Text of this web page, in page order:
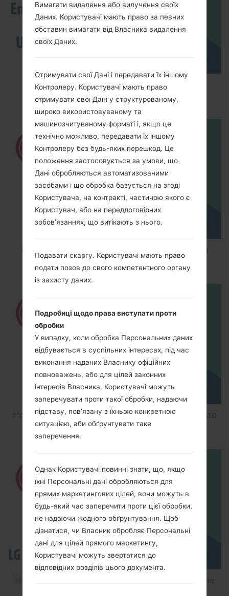
How to Enable Developer Options & USB
Debugging on LG ?
How to Factory Reset through code on LG K8
M200E?
How to Factory Reset through menu on LG Aristo
MS210?
How to Flash Stock Firmware on LG Smartphone
Вимагати видалення або вилучення своїх
Даних. Користувачі мають право за певних
обставин вимагати від Власника видалення
своїх Даних.
Отримувати свої Дані і передавати їх іншому
Контролеру. Користувачі мають право
отримувати свої Дані у структурованому,
широко використовуваному та
машинозчитуваному форматі і, якщо це
технічно можливо, передавати їх іншому
Контролеру без будь-яких перешкод. Це
положення застосовується за умови, що
Дані обробляються автоматизованими
засобами і що обробка базується на згоді
Користувача, на контракті, частиною якого є
Користувач, або на переддоговірних
зобов’язаннях, що витікають з нього.
Подавати скаргу. Користувачі мають право
подати позов до свого компетентного органу
із захисту даних.
Подробиці щодо права виступати проти
обробки
У випадку, коли обробка Персональних даних
відбувається в суспільних інтересах, під час
виконання наданих Власнику офіційних
повноважень, або для цілей законних
інтересів Власника, Користувачі можуть
заперечувати проти такої обробки, надаючи
підставу, пов’язану з їхньою конкретною
ситуацією, аби обґрунтувати таке
заперечення.
Однак Користувачі повинні знати, що, якщо
їхні Персональні дані обробляються для
прямих маркетингових цілей, вони можуть в
будь-який час заперечити проти цієї обробки,
не надаючи жодного обґрунтування. Щоб
дізнатися, чи Власник обробляє Персональні
дані для цілей прямого маркетингу,
Користувачі можуть звертатися до
відповідних розділів цього документа.